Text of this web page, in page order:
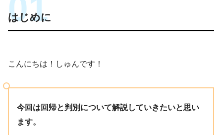
はじめに
こんにちは！しゅんです！
今回は回帰と判別について解説していきたいと思い
ます。